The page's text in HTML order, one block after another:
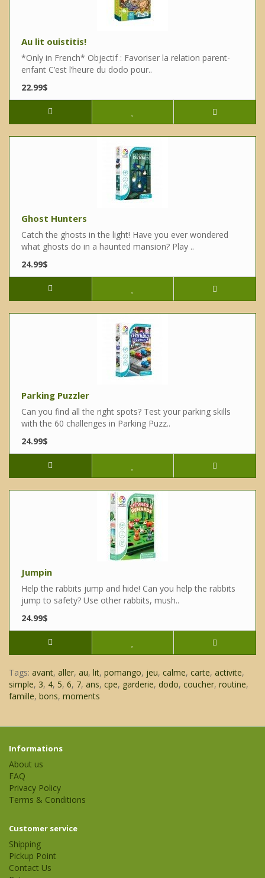
Au lit ouistitis!
*Only in French* Objectif : Favoriser la relation parent-
enfant C’est l’heure du dodo pour..
22.99$
Ghost Hunters
Catch the ghosts in the light! Have you ever wondered
what ghosts do in a haunted mansion? Play ..
24.99$
Parking Puzzler
Can you find all the right spots? Test your parking skills
with the 60 challenges in Parking Puzz..
24.99$
Jumpin
Help the rabbits jump and hide! Can you help the rabbits
jump to safety? Use other rabbits, mush..
24.99$
Tags: avant, aller, au, lit, pomango, jeu, calme, carte, activite,
simple, 3, 4, 5, 6, 7, ans, cpe, garderie, dodo, coucher, routine,
famille, bons, moments
Informations
About us
FAQ
Privacy Policy
Terms & Conditions
Customer service
Shipping
Pickup Point
Contact Us